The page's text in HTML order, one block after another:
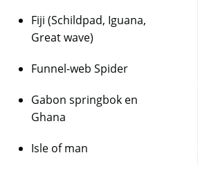
Dragon 1 oz 2026
Fiji (Schildpad, Iguana,
Great wave)
Funnel-web Spider
Gabon springbok en
Ghana
Isle of man